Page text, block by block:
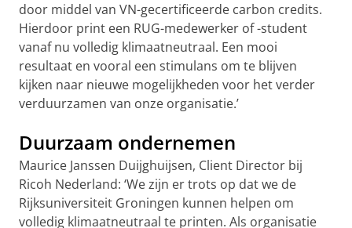
door middel van VN-gecertificeerde carbon credits.
Hierdoor print een RUG-medewerker of -student
vanaf nu volledig klimaatneutraal. Een mooi
resultaat en vooral een stimulans om te blijven
kijken naar nieuwe mogelijkheden voor het verder
verduurzamen van onze organisatie.’
Duurzaam ondernemen
Maurice Janssen Duijghuijsen, Client Director bij
Ricoh Nederland: ‘We zijn er trots op dat we de
Rijksuniversiteit Groningen kunnen helpen om
volledig klimaatneutraal te printen. Als organisatie